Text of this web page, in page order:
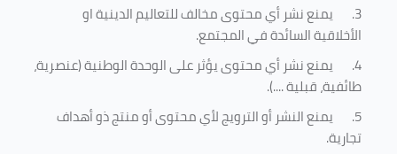
3.
يمنع نشر أي محتوى مخالف للتعاليم الدينية او
الأخلاقية السائدة في المجتمع.
4.
يمنع نشر أي محتوى يؤثر على الوحدة الوطنية (عنصرية،
طائفية، قبلية ....).
5.
يمنع النشر أو الترويج لأي محتوى أو منتج ذو أهداف
تجارية.